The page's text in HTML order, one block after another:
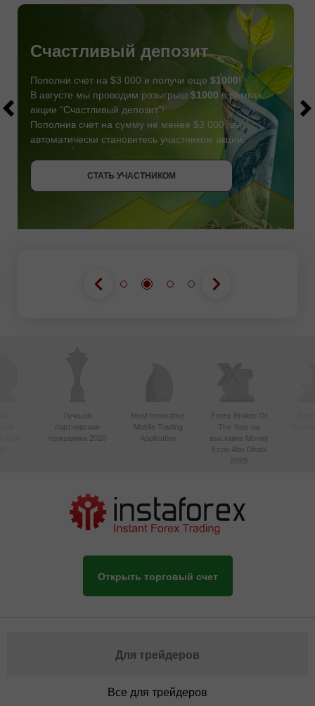
СТАТЬ УЧАСТНИКОМ
Счастливый депозит
Пополни счет на $3 000 и получи еще $1000!
В августе мы проводим розыгрыш $1000 в рамках
акции "Счастливый депозит"!
Пополнив счет на сумму не менее $3 000, вы
автоматически становитесь участником акции.
СТАТЬ УЧАСТНИКОМ
ПОЛУЧИТЬ БОНУС
Лучшая
партнерская
программа 2020
Most Innovative
Mobile Trading
Application
Forex Broker Of
The Year на
выставке Money
Expo Abu Dhabi
2025
Открыть торговый счет
Для трейдеров
Все для трейдеров